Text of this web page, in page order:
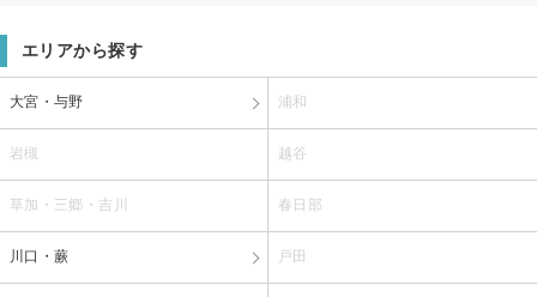
エリアから探す
大宮・与野 浦和
岩槻 越谷
草加・三郷・吉川 春日部
川口・蕨 戸田